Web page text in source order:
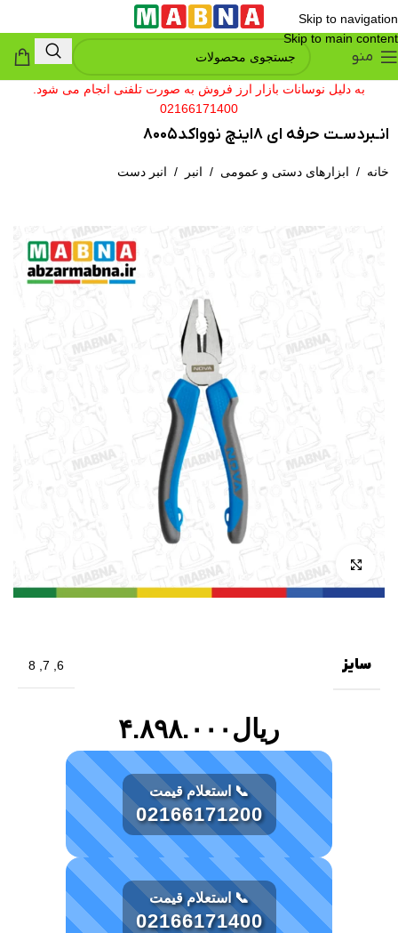
Skip to navigation
Skip to main content
منو
به دلیل نوسانات بازار ارز فروش به صورت تلفنی انجام می شود.
02166171400
انـبردسـت حرفه ای 8اینچ نوواکد8005
خانه / ابزارهای دستی و عمومی / انبر / انبر دست
بزرگنمایی تصویر
سایز 6
7
8
ریال ۴.۸۹۸.۰۰۰
📞 استعلام قیمت
02166171200
📞 استعلام قیمت
02166171400